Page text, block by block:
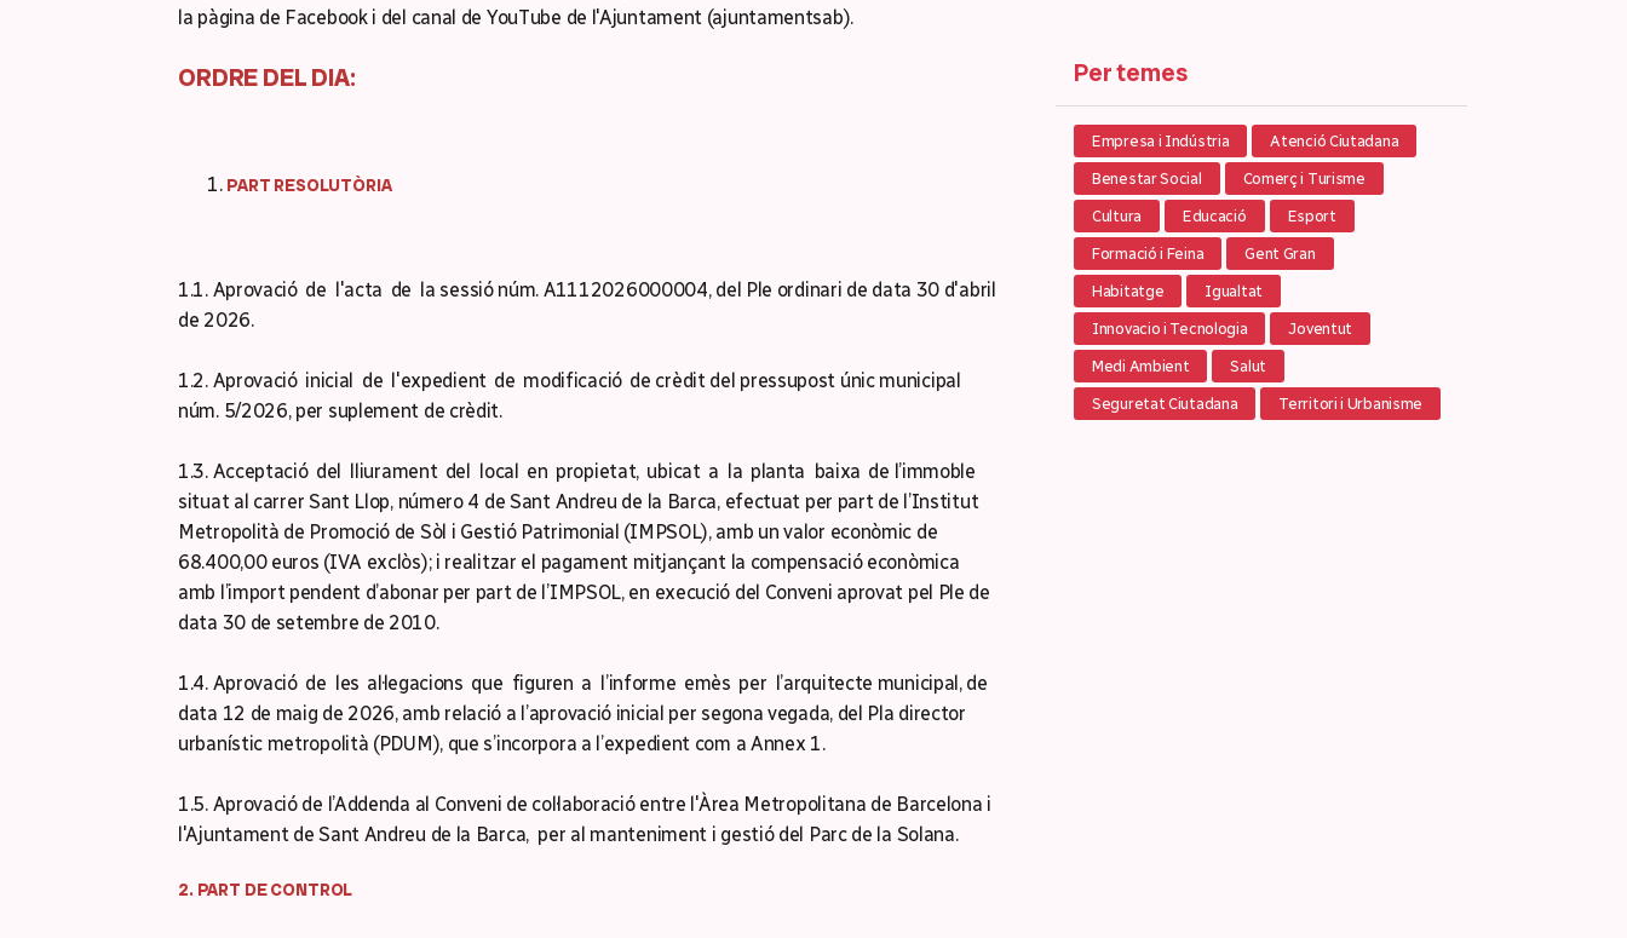
la pàgina de Facebook i del canal de YouTube de l'Ajuntament (ajuntamentsab).
ORDRE DEL DIA:
PART RESOLUTÒRIA
1.1. Aprovació de l'acta de la sessió núm. A1112026000004, del Ple ordinari de data 30 d'abril
de 2026.
1.2. Aprovació inicial de l'expedient de modificació de crèdit del pressupost únic municipal
núm. 5/2026, per suplement de crèdit.
1.3. Acceptació del lliurament del local en propietat, ubicat a la planta baixa de l’immoble
situat al carrer Sant Llop, número 4 de Sant Andreu de la Barca, efectuat per part de l’Institut
Metropolità de Promoció de Sòl i Gestió Patrimonial (IMPSOL), amb un valor econòmic de
68.400,00 euros (IVA exclòs); i realitzar el pagament mitjançant la compensació econòmica
amb l’import pendent d’abonar per part de l’IMPSOL, en execució del Conveni aprovat pel Ple de
data 30 de setembre de 2010.
1.4. Aprovació de les al·legacions que figuren a l’informe emès per l’arquitecte municipal, de
data 12 de maig de 2026, amb relació a l’aprovació inicial per segona vegada, del Pla director
urbanístic metropolità (PDUM), que s’incorpora a l’expedient com a Annex 1.
1.5. Aprovació de l’Addenda al Conveni de col·laboració entre l'Àrea Metropolitana de Barcelona i
l'Ajuntament de Sant Andreu de la Barca, per al manteniment i gestió del Parc de la Solana.
2. PART DE CONTROL
Per temes
Empresa i Indústria Atenció Ciutadana
Benestar Social Comerç i Turisme
Cultura Educació Esport
Formació i Feina Gent Gran
Habitatge Igualtat
Innovacio i Tecnologia Joventut
Medi Ambient Salut
Seguretat Ciutadana Territori i Urbanisme